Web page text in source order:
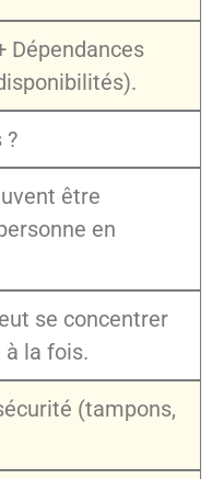
Dépendances
?
être
en
se concentrer
à la fois.
(tampons,